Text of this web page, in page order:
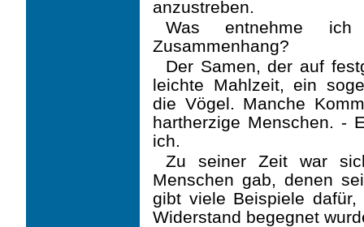
anzustreben.
Was entnehme
Zusammenhang?
Der Samen, der auf
leichte Mahlzeit, ein
die Vögel. Manche
hartherzige Menschen. -
ich.
Zu seiner Zeit war
Menschen gab, denen
gibt viele Beispiele
Widerstand begegnet